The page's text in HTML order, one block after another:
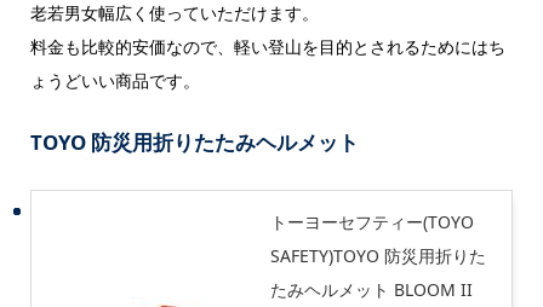
老若男女幅広く使っていただけます。
料金も比較的安価なので、軽い登山を目的とされるためにはち
ょうどいい商品です。
TOYO 防災用折りたたみヘルメット
トーヨーセフティー(TOYO
SAFETY)TOYO 防災用折りた
たみヘルメット BLOOM II